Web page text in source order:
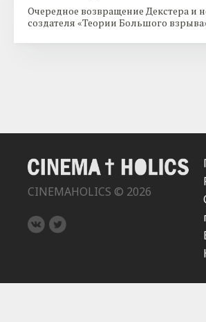
Очередное возвращение Декстера и
создателя «Теории Большого
CINEMAHOLICS © 2026